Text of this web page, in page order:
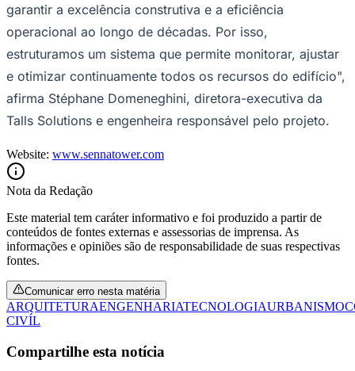
São Paulo
garantir a excelência construtiva e a eficiência
operacional ao longo de décadas. Por isso,
estruturamos um sistema que permite monitorar, ajustar
e otimizar continuamente todos os recursos do edifício",
afirma Stéphane Domeneghini, diretora-executiva da
Talls Solutions e engenheira responsável pelo projeto.
Website: www.sennatower.com
Nota da Redação
Este material tem caráter informativo e foi produzido a partir de
conteúdos de fontes externas e assessorias de imprensa. As
informações e opiniões são de responsabilidade de suas respectivas
fontes.
Comunicar erro nesta matéria
ARQUITETURAENGENHARIATECNOLOGIAURBANISMO
CIVÍL
Compartilhe esta notícia